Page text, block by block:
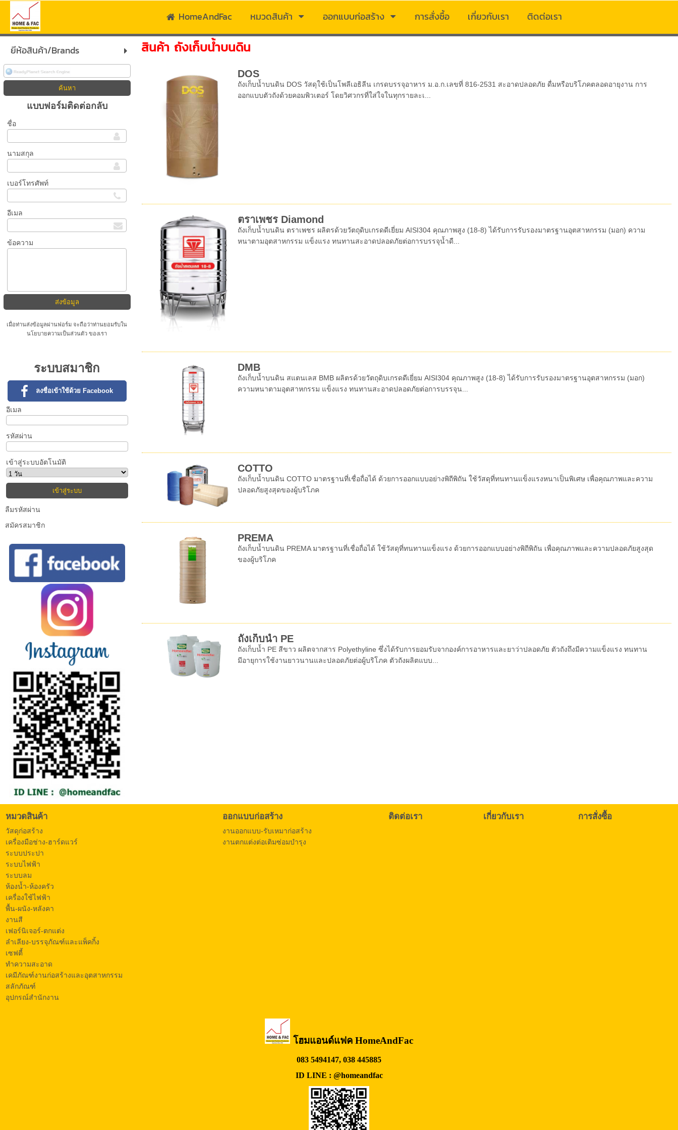
HomeAndFac หมวดสินค้า ออกแบบก่อสร้าง การสั่งซื้อ เกี่ยวกับเรา ติดต่อเรา
ยีห้อสินค้า/Brands
แบบฟอร์มติดต่อกลับ
ชื่อ
นามสกุล
เบอร์โทรศัพท์
อีเมล
ข้อความ
เมื่อท่านส่งข้อมูลผ่านฟอร์ม จะถือว่าท่านยอมรับใน
นโยบายความเป็นส่วนตัวของเรา
ระบบสมาชิก
ลงชื่อเข้าใช้ด้วย Facebook
อีเมล
รหัสผ่าน
เข้าสู่ระบบอัตโนมัติ
ลืมรหัสผ่าน
สมัครสมาชิก
สินค้า ถังเก็บน้ำบนดิน
DOS
ถังเก็บน้ำบนดิน DOS วัสดุใช้เป็นโพลีเอธิลีน เกรดบรรจุอาหาร ม.อ.ก.เลขที่ 816-2531 สะอาดปลอดภัย ดื่มหรือบริโภคตลอดอายุงาน การ
ออกแบบตัวถังด้วยคอมพิวเตอร์ โดยวิศวกรที่ใส่ใจในทุกรายละเ...
ตราเพชร Diamond
ถังเก็บน้ำบนดิน ตราเพชร ผลิตรด้วยวัตถุดิบเกรดดีเยี่ยม AISI304 คุณภาพสูง (18-8) ได้รับการรับรองมาตรฐานอุตสาหกรรม (มอก) ความ
หนาตามอุตสาหกรรม แข็งแรง ทนทานสะอาดปลอดภัยต่อการบรรจุน้ำดื...
DMB
ถังเก็บน้ำบนดิน สแตนเลส BMB ผลิตรด้วยวัตถุดิบเกรดดีเยี่ยม AISI304 คุณภาพสูง (18-8) ได้รับการรับรองมาตรฐานอุตสาหกรรม (มอก)
ความหนาตามอุตสาหกรรม แข็งแรง ทนทานสะอาดปลอดภัยต่อการบรรจุน...
COTTO
ถังเก็บน้ำบนดิน COTTO มาตรฐานที่เชื่อถื่อได้ ด้วยการออกแบบอย่างพิถีพิถัน ใช้วัสดุที่ทนทานแข็งแรงหนาเป็นพิเศษ เพื่อคุณภาพและความ
ปลอดภัยสูงสุดของผู้บริโภค
PREMA
ถังเก็บน้ำบนดิน PREMA มาตรฐานที่เชื่อถื่อได้ ใช้วัสดุที่ทนทานแข็งแรง ด้วยการออกแบบอย่างพิถีพิถัน เพื่อคุณภาพและความปลอดภัยสูงสุด
ของผู้บริโภค
ถังเก็บน้ำ PE
ถังเก็บน้ำ PE สีขาว ผลิตจากสาร Polyethyline ซึ่งได้รับการยอมรับจากองค์การอาหารและยาว่าปลอดภัย ตัวถังถึงมีความแข็งแรง ทนทาน
มีอายุการใช้งานยาวนานและปลอดภัยต่อผู้บริโภค ตัวถังผลิตแบบ...
หมวดสินค้า
วัสดุก่อสร้าง
เครื่องมือช่าง-ฮาร์ดแวร์
ระบบประปา
ระบบไฟฟ้า
ระบบลม
ห้องน้ำ-ห้องครัว
เครื่องใช้ไฟฟ้า
พื้น-ผนัง-หลังคา
งานสี
เฟอร์นิเจอร์-ตกแต่ง
ลำเลียง-บรรจุภัณฑ์และแพ็คกิ้ง
เซฟตี้
ทำความสะอาด
เคมีภัณฑ์งานก่อสร้างและอุตสาหกรรม
สลักภัณฑ์
อุปกรณ์สำนักงาน
ออกแบบก่อสร้าง
งานออกแบบ-รับเหมาก่อสร้าง
งานตกแต่งต่อเติมซ่อมบำรุง
ติดต่อเรา เกี่ยวกับเรา การสั่งซื้อ
โฮมแอนด์แฟค HomeAndFac
083 5494147, 038 445885
ID LINE : @homeandfac